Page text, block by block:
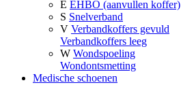
E EHBO (aanvullen koffer)
S Snelverband
V Verbandkoffers gevuld
Verbandkoffers leeg
W Wondspoeling
Wondontsmetting
Medische schoenen